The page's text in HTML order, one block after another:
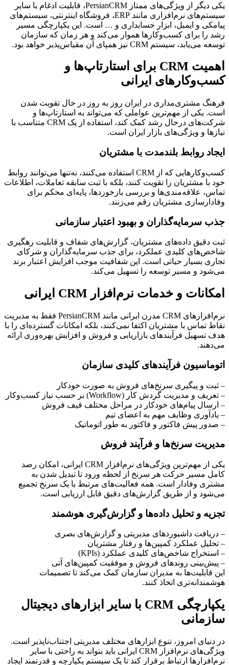
یکی دیگر از ویژگی‌های ممتاز PersianCRM، قابلیت ادغام با سایر
سیستم‌های نرم‌افزاری مانند ERP، فروشگاه اینترنتی، سیستم‌های
پیامکی و ایمیل، ابزار حسابداری و … است. این یکپارچگی مسیر
رشد را برای کسب‌وکارها هموار می‌کند و هر زمان که سازمان
توسعه می‌یابد، سیستم CRM نیز همپای آن مقیاس‌پذیر خواهد بود.
اهمیت CRM برای استارتاپ‌ها و
کسب‌وکارهای ایرانی
فرهنگ مشتری‌مداری در ایران روز به روز در حال تقویت شدن
است. یکی از مهم‌ترین عواملی که می‌تواند به استارتاپ‌ها و
شرکت‌های درحال رشد کمک کند، استفاده از یک CRM متناسب با
نیازها و ویژگی‌های بازار ایران است.
ایجاد روابط بلندمدت با مشتریان
کسب‌وکارهایی که از CRM استفاده می‌کنند، نه‌تنها می‌توانند روابط
خود با مشتریان را تقویت کنند، بلکه با ثبت سابقه تعاملات، اطلاعات
تماس، علاقه‌مندی‌ها و بررسی بازخوردها، پایه‌ای محکم برای
وفادارسازی مشتریان رقم می‌زنند.
جذب سرمایه‌گذاران و بهبود اعتبار سازمانی
ثبت دقیق داده‌های مشتریان، گزارش‌های شفاف و قابلیت رهگیری
شاخص‌های کلیدی عملکرد، برای جذب سرمایه‌گذاران و شرکای
تجاری بسیار حیاتی است. این شفافیت موجب افزایش اعتبار برند
می‌شود و مسیر توسعه را تسهیل می‌کند.
امکانات و خدمات نرم‌افزار CRM ایرانی
نرم‌افزارهای CRM مدرن ایرانی مانند PersianCRM فقط به مدیریت
نقاط تماس با مشتریان اکتفا نمی‌کنند، بلکه امکانات گسترده‌ای را با
هدف تسهیل فرآیندهای بازاریابی و فروش و افزایش بهره‌وری ارائه
می‌دهند.
اتوماسیون فرآیندهای کلیدی سازمان
– ثبت و پیگیری سرنخ‌های فروش به صورت خودکار
– تعریف و مدیریت گردش کار (Workflow) بر حسب نیاز کسب‌وکار
– ارسال پیام‌های خودکار در مراحل مختلف قیف فروش
– یادآوری وظایف مهم به اعضای تیم
– صدور پیش فاکتور و فاکتور به طور اتوماتیک
مدیریت سرنخ‌ها و فرآیند فروش
یکی از مهم‌ترین ویژگی‌های نرم‌افزار CRM ایرانی، امکان رصد
کامل مسیر حرکت هر سرنخ از لحظه ورود تا تبدیل شدن به
مشتری وفادار است. همه فعالیت‌های مرتبط با یک سرنخ تجمیع
می‌شود و از طریق گزارش‌های دقیق قابل ارزیابی است.
تجزیه و تحلیل داده‌ها و گزارش‌گیری هوشمند
– دریافت داشبوردهای مدیریتی و گزارش‌های بصری
– تحلیل عملکرد کمپین‌ها و رفتار مشتریان
– استخراج شاخص‌های کلیدی عملکرد (KPIs)
– پیش‌بینی روندهای فروش و موفقیت کمپین‌های آتی
این قابلیت‌ها به مدیران سازمان کمک می‌کند تا تصمیمات
هوشمندانه‌تری اتخاذ کنند.
یکپارچگی CRM با سایر ابزارهای دیجیتال
سازمانی
در دنیای امروز، تنوع ابزارهای مختلف مدیریتی اجتناب‌ناپذیر است.
ویژگی‌های نرم‌افزار CRM ایرانی باید بتواند به راحتی با سایر
نرم‌افزارها ارتباط برقرار کند تا یک سیستم یکپارچه و قدرتمند ایجاد